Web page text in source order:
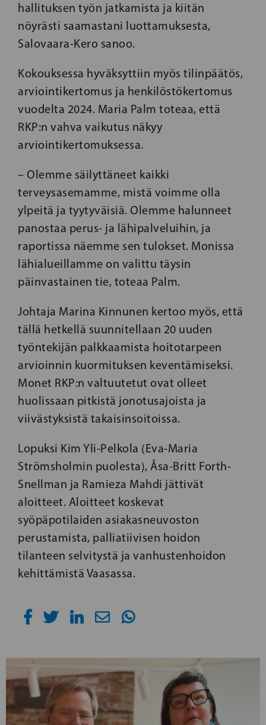
hallituksen työn jatkamista ja kiitän
nöyrästi saamastani luottamuksesta,
Salovaara-Kero sanoo.
Kokouksessa hyväksyttiin myös tilinpäätös,
arviointikertomus ja henkilöstökertomus
vuodelta 2024. Maria Palm toteaa, että
RKP:n vahva vaikutus näkyy
arviointikertomuksessa.
– Olemme säilyttäneet kaikki
terveysasemamme, mistä voimme olla
ylpeitä ja tyytyväisiä. Olemme halunneet
panostaa perus- ja lähipalveluihin, ja
raportissa näemme sen tulokset. Monissa
lähialueillamme on valittu täysin
päinvastainen tie, toteaa Palm.
Johtaja Marina Kinnunen kertoo myös, että
tällä hetkellä suunnitellaan 20 uuden
työntekijän palkkaamista hoitotarpeen
arvioinnin kuormituksen keventämiseksi.
Monet RKP:n valtuutetut ovat olleet
huolissaan pitkistä jonotusajoista ja
viivästyksistä takaisinsoitoissa.
Lopuksi Kim Yli-Pelkola (Eva-Maria
Strömsholmin puolesta), Åsa-Britt Forth-
Snellman ja Ramieza Mahdi jättivät
aloitteet. Aloitteet koskevat
syöpäpotilaiden asiakasneuvoston
perustamista, palliatiivisen hoidon
tilanteen selvitystä ja vanhustenhoidon
kehittämistä Vaasassa.